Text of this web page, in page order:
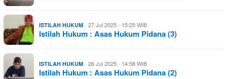
ISTILAH HUKUM 27 Jul 2025 - 15:25 WIB
Istilah Hukum : Asas Hukum Pidana (3)
ISTILAH HUKUM 26 Jul 2025 - 14:58 WIB
Istilah Hukum : Asas Hukum Pidana (2)